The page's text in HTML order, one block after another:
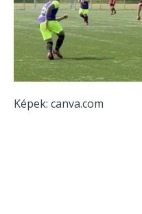
Képek: canva.com